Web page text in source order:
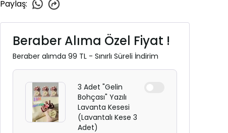
Paylaş:
Beraber Alıma Özel Fiyat !
Beraber alımda 99 TL - Sınırlı Süreli İndirim
3 Adet "Gelin
Bohçası" Yazılı
Lavanta Kesesi
(Lavantalı Kese 3
Adet)